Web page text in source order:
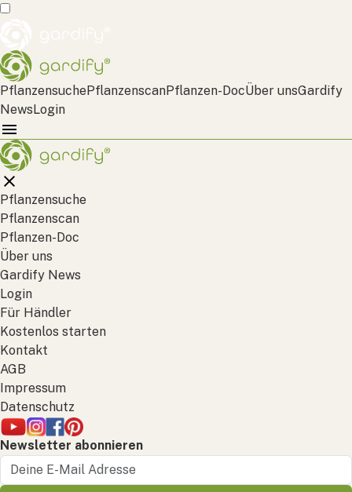
PflanzensuchePflanzenscanPflanzen-DocÜber unsGardify
NewsLogin
Pflanzensuche
Pflanzenscan
Pflanzen-Doc
Über uns
Gardify News
Login
Für Händler
Kostenlos starten
Kontakt
AGB
Impressum
Datenschutz
Newsletter abonnieren